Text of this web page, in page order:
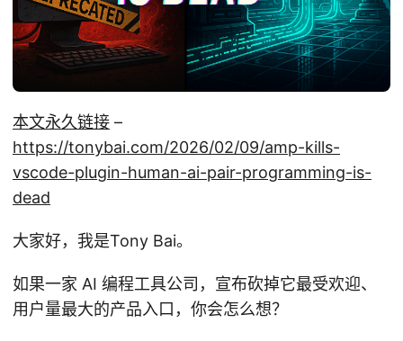
本文永久链接 –
https://tonybai.com/2026/02/09/amp-kills-
vscode-plugin-human-ai-pair-programming-is-
dead
大家好，我是Tony Bai。
如果一家 AI 编程工具公司，宣布砍掉它最受欢迎、
用户量最大的产品入口，你会怎么想？